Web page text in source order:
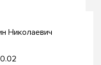
Николаевич